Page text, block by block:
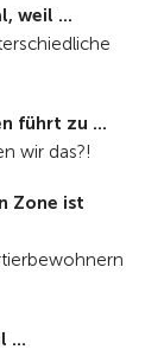
weil ...
führt zu ...
wir das?!
Zone ist
…